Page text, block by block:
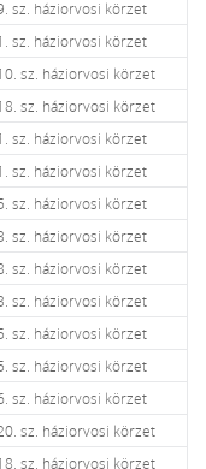
sz. háziorvosi körzet
sz. háziorvosi körzet
sz. háziorvosi körzet
sz. háziorvosi körzet
sz. háziorvosi körzet
sz. háziorvosi körzet
sz. háziorvosi körzet
sz. háziorvosi körzet
sz. háziorvosi körzet
sz. háziorvosi körzet
sz. háziorvosi körzet
sz. háziorvosi körzet
sz. háziorvosi körzet
sz. háziorvosi körzet
sz. háziorvosi körzet